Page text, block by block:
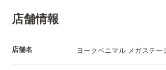
店舗情報
店舗名 ヨークベニマル メガステー